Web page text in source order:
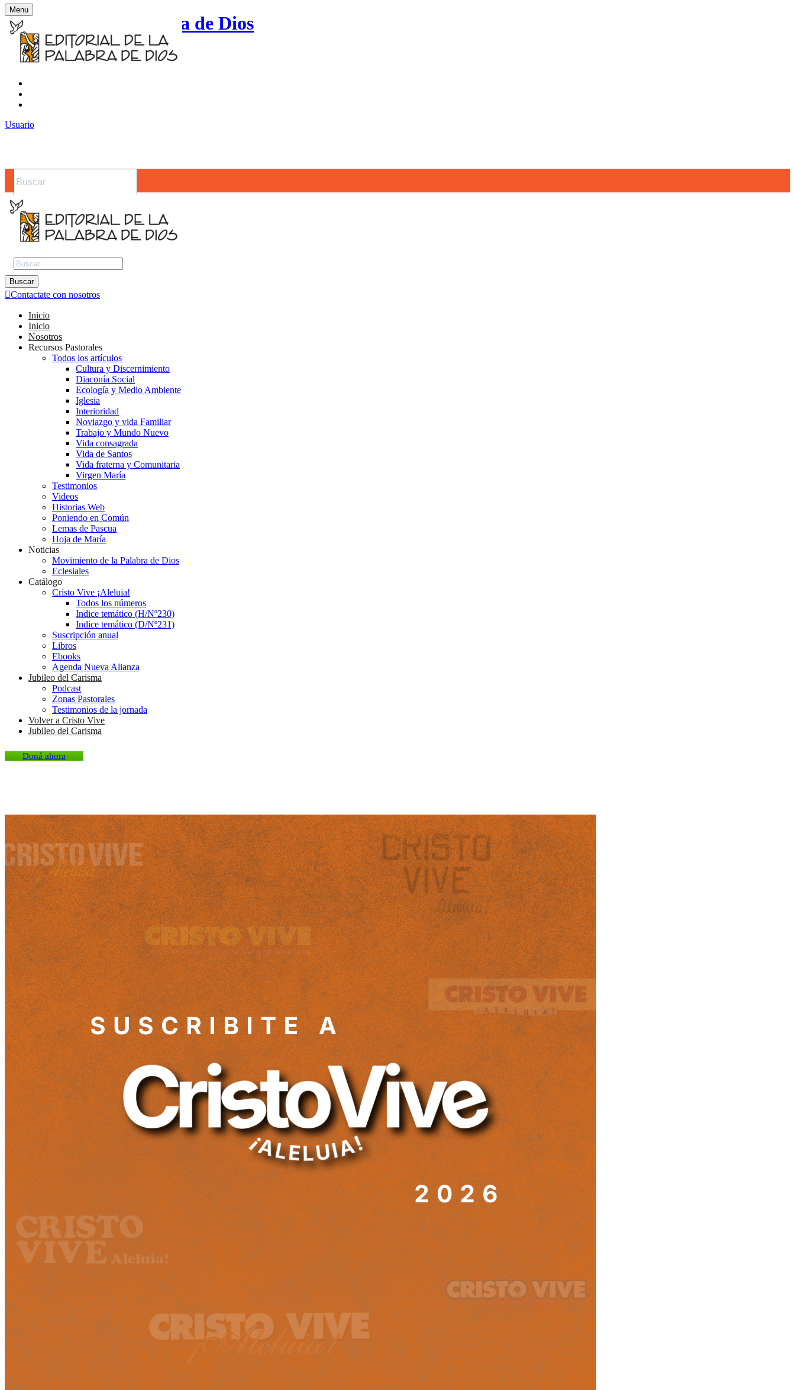
Editorial de la Palabra de Dios
Contacto
Noticias
Usuario
Menu
Buscar
Buscar
Contactate con nosotros
Inicio
Inicio
Nosotros
Recursos Pastorales
Todos los artículos
Cultura y Discernimiento
Diaconía Social
Ecología y Medio Ambiente
Iglesia
Interioridad
Noviazgo y vida Familiar
Trabajo y Mundo Nuevo
Vida consagrada
Vida de Santos
Vida fraterna y Comunitaria
Virgen María
Testimonios
Videos
Historias Web
Poniendo en Común
Lemas de Pascua
Hoja de María
Noticias
Movimiento de la Palabra de Dios
Eclesiales
Catálogo
Cristo Vive ¡Aleluia!
Todos los números
Indice temático (H/Nº230)
Indice temático (D/Nº231)
Suscripción anual
Libros
Ebooks
Agenda Nueva Alianza
Jubileo del Carisma
Podcast
Zonas Pastorales
Testimonios de la jornada
Volver a Cristo Vive
Jubileo del Carisma
Doná ahora